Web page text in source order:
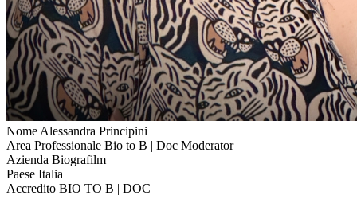
Nome Alessandra Principini
Area Professionale Bio to B | Doc Moderator
Azienda Biografilm
Paese Italia
Accredito BIO TO B | DOC